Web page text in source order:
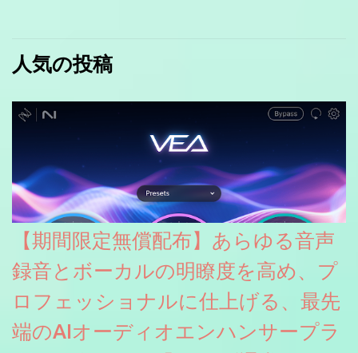
人気の投稿
【期間限定無償配布】あらゆる音声
録音とボーカルの明瞭度を高め、プ
ロフェッショナルに仕上げる、最先
端のAIオーディオエンハンサープラ